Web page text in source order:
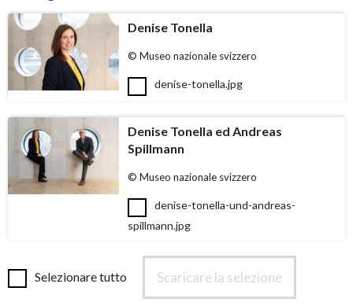
Denise Tonella
© Museo nazionale svizzero
denise-tonella.jpg
Denise Tonella ed Andreas
Spillmann
© Museo nazionale svizzero
denise-tonella-und-andreas-
spillmann.jpg
Selezionare tutto Scaricare la selezione